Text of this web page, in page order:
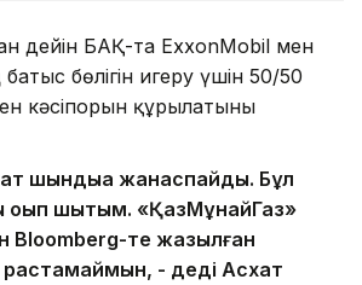
дейін БАҚ-та ExxonMobil мен
бөлігін игеру үшін 50/50
кәсіпорын құрылатыны
шындыққа жанаспайды. Бұл
оқып шықтым. «ҚазМұнайГаз»
Bloomberg-те жазылған
растамаймын, - деді Асхат